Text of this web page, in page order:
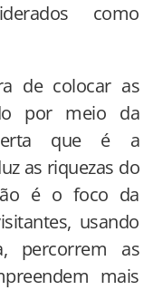
como
de colocar as
por meio da
que é a
as riquezas do
é o foco da
usando
percorrem as
mais